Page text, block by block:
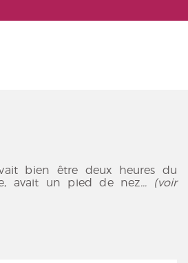
bien être deux heures du
avait un pied de nez... (voir